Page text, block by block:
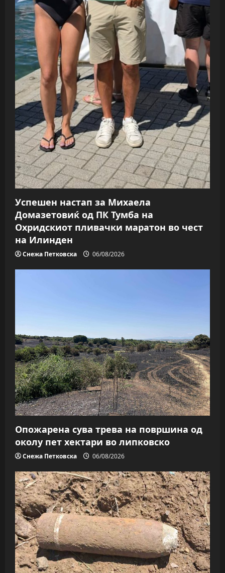
Успешен настап за Михаела
Домазетовиќ од ПК Тумба на
Охридскиот пливачки маратон во чест
на Илинден
Снежа Петковска 06/08/2026
Опожарена сува трева на површина од
околу пет хектари во липковско
Снежа Петковска 06/08/2026